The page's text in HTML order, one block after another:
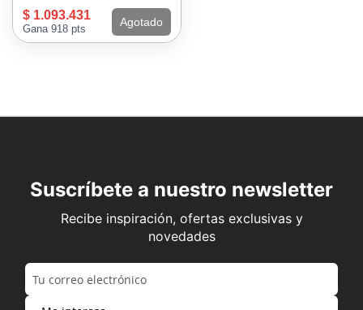
$ 1.093.431
Gana 918 pts
Agotado
Suscríbete a nuestro newsletter
Recibe inspiración, ofertas exclusivas y
novedades